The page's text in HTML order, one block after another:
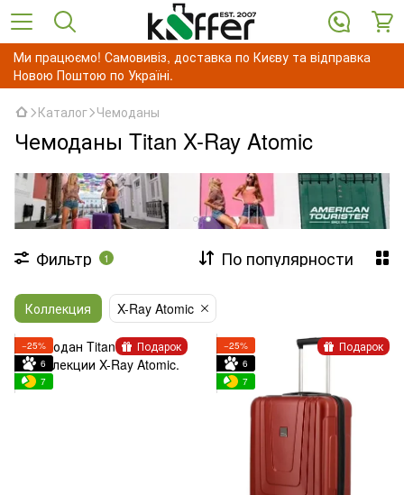
Ми працюємо! Самовивіз, доставка по Києву та відправка
Новою Поштою по Україні.
Каталог Чемоданы
Чемоданы Titan X-Ray Atomic
Фильтр 1 По популярности
Коллекция X-Ray Atomic
Подарок
−25%
6
7
Подарок
−25%
6
7